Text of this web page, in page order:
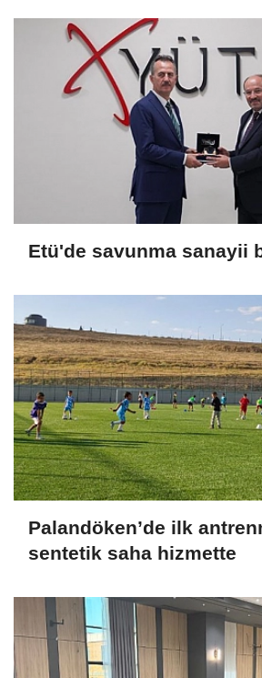
Etü'de savunma sanayii
Palandöken’de ilk
sentetik saha hizmette